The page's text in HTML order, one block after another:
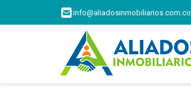
info@aliadosinmobiliarios.com.co